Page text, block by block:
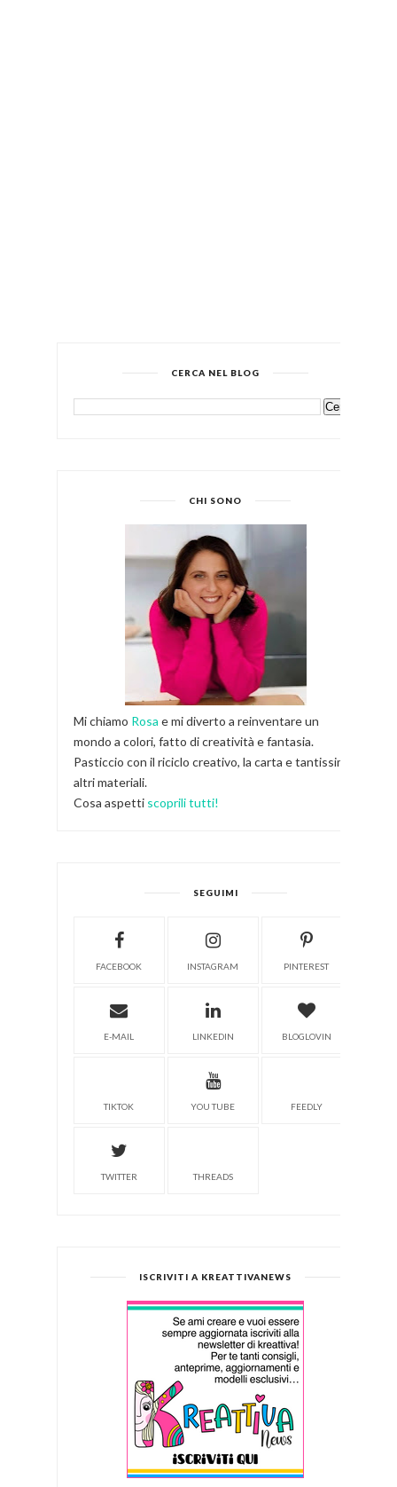
CERCA NEL BLOG
CHI SONO
Mi chiamo Rosa e mi diverto a reinventare un
mondo a colori, fatto di creatività e fantasia.
Pasticcio con il riciclo creativo, la carta e tantissimi
altri materiali.
Cosa aspetti scoprili tutti!
SEGUIMI
FACEBOOK INSTAGRAM PINTEREST
E-MAIL LINKEDIN BLOGLOVIN
TIKTOK YOU TUBE FEEDLY
TWITTER THREADS
ISCRIVITI A KREATTIVANEWS